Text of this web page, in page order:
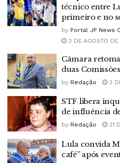
técnico entre
primeiro e no
by Portal JP News
3 DE AGOSTO
Câmara
duas
by Redação 3
STF libera
de influência
by Redação 31
Lula convida
café” após